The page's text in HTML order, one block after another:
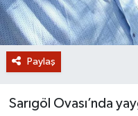
Paylaş
Sarıgöl Ovası’nda